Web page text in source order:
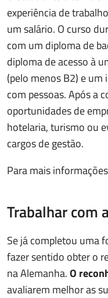
experiência de
um salário. O curso
com um diploma de
diploma de acesso à
(pelo menos B2) e
com pessoas. Após a
oportunidades de
hotelaria, turismo ou
cargos de gestão.
Para mais
Trabalhar com
Se já completou uma
fazer sentido obter o
na Alemanha.O
avaliarem melhor as